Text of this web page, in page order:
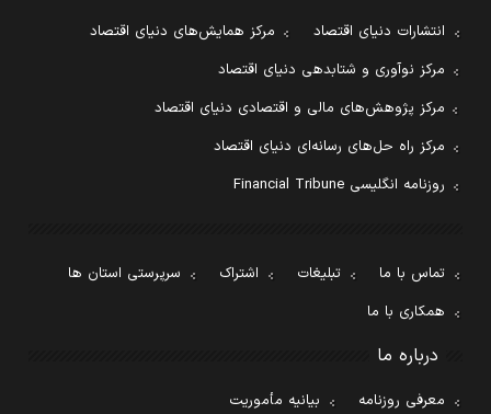
انتشارات دنیای اقتصاد
مرکز همایش‌های دنیای اقتصاد
مرکز نوآوری و شتابدهی دنیای اقتصاد
مرکز پژوهش‌های مالی و اقتصادی دنیای اقتصاد
مرکز راه حل‌های رسانه‌ای دنیای اقتصاد
روزنامه انگلیسی Financial Tribune
تماس با ما تبلیغات اشتراک
سرپرستی استان ها
همکاری با ما
درباره ما
معرفی روزنامه
بیانیه مأموریت